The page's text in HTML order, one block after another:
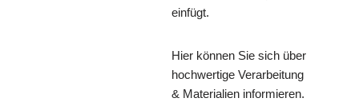
einfügt.
Hier können Sie sich über
hochwertige Verarbeitung
& Materialien informieren.